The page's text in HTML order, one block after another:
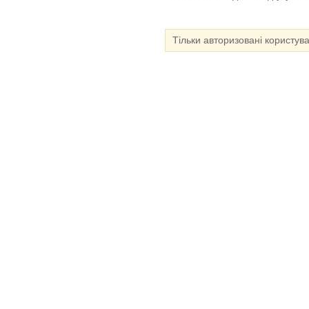
Тільки авторизовані